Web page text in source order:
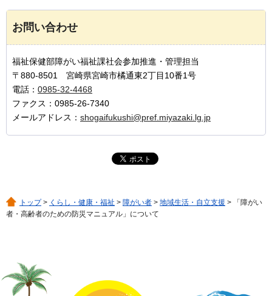
お問い合わせ
福祉保健部障がい福祉課社会参加推進・管理担当
〒880-8501 宮崎県宮崎市橘通東2丁目10番1号
電話： 0985-32-4468
ファクス：0985-26-7340
メールアドレス： shogaifukushi@pref.miyazaki.lg.jp
トップ> くらし・健康・福祉 > 障がい者 > 地域生活・自立支援 > 「障がい
者・高齢者のための防災マニュアル」について